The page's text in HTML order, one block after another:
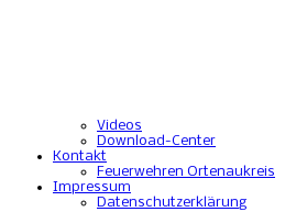
Videos
Download-Center
Kontakt
Feuerwehren Ortenaukreis
Impressum
Datenschutzerklärung